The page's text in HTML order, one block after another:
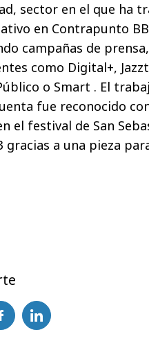
sector en el que ha
en Contrapunto
campañas de
como Digital+,
o Smart . El
fue reconocido
el festival de San
gracias a una pieza